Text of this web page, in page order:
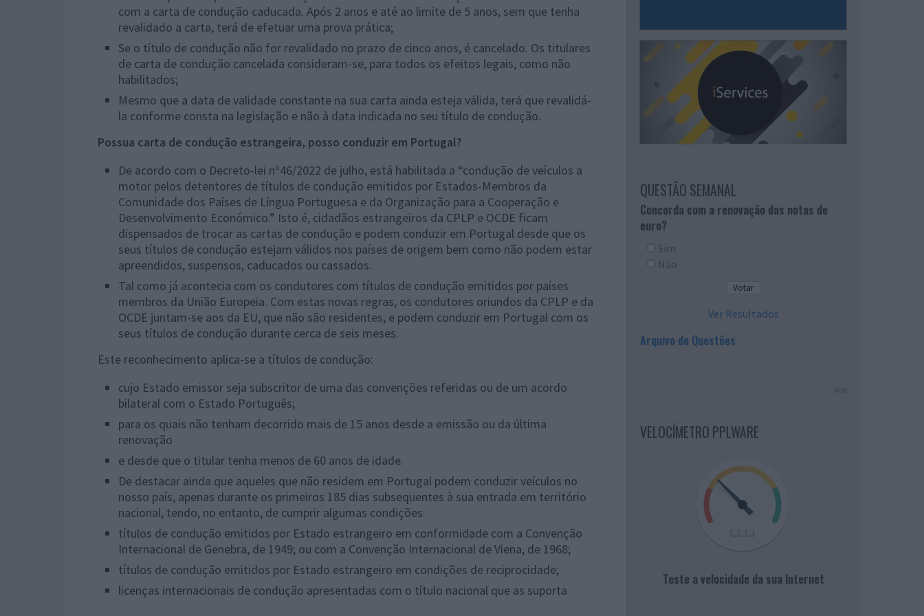
com a carta de condução caducada. Após 2 anos e até ao limite de 5 anos, sem que tenha
revalidado a carta, terá de efetuar uma prova prática;
Se o título de condução não for revalidado no prazo de cinco anos, é cancelado. Os titulares
de carta de condução cancelada consideram-se, para todos os efeitos legais, como não
habilitados;
Mesmo que a data de validade constante na sua carta ainda esteja válida, terá que revalidá-
la conforme consta na legislação e não à data indicada no seu título de condução.
Possua carta de condução estrangeira, posso conduzir em Portugal?
De acordo com o Decreto-lei nº46/2022 de julho, está habilitada a “condução de veículos a
motor pelos detentores de títulos de condução emitidos por Estados-Membros da
Comunidade dos Países de Língua Portuguesa e da Organização para a Cooperação e
Desenvolvimento Económico.” Isto é, cidadãos estrangeiros da CPLP e OCDE ficam
dispensados de trocar as cartas de condução e podem conduzir em Portugal desde que os
seus títulos de condução estejam válidos nos países de origem bem como não podem estar
apreendidos, suspensos, caducados ou cassados.
Tal como já acontecia com os condutores com títulos de condução emitidos por países
membros da União Europeia. Com estas novas regras, os condutores oriundos da CPLP e da
OCDE juntam-se aos da EU, que não são residentes, e podem conduzir em Portugal com os
seus títulos de condução durante cerca de seis meses.
Este reconhecimento aplica-se a títulos de condução:
cujo Estado emissor seja subscritor de uma das convenções referidas ou de um acordo
bilateral com o Estado Português;
para os quais não tenham decorrido mais de 15 anos desde a emissão ou da última
renovação
e desde que o titular tenha menos de 60 anos de idade.
De destacar ainda que aqueles que não residem em Portugal podem conduzir veículos no
nosso país, apenas durante os primeiros 185 dias subsequentes à sua entrada em território
nacional, tendo, no entanto, de cumprir algumas condições:
títulos de condução emitidos por Estado estrangeiro em conformidade com a Convenção
Internacional de Genebra, de 1949; ou com a Convenção Internacional de Viena, de 1968;
títulos de condução emitidos por Estado estrangeiro em condições de reciprocidade;
licenças internacionais de condução apresentadas com o título nacional que as suporta
QUESTÃO SEMANAL
Concorda com a renovação das notas de
euro?
Sim
Não
Ver Resultados
Arquivo de Questões
PUB
VELOCÍMETRO PPLWARE
Teste a velocidade da sua Internet